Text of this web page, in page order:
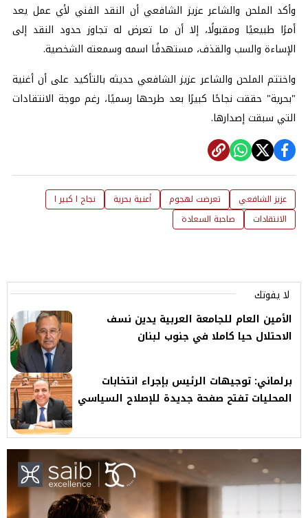
وأكد الملحن والشاعر عزيز الشافعي أن النقد الفني لأي عمل يعد
أمرًا طبيعيًا ومقبولًا، إلا أن ما تعرض له تجاوز حدود النقد إلى
الإساءة والسب والقذف، مستهدفًا اسمه وسمعته الشخصية.
واختتم الملحن والشاعر عزيز الشافعي حديثه بالتأكيد على أن أغنية
"بحرية" حققت نجاحًا كبيرًا بعد طرحها رسميًا، رغم موجة الانتقادات
التي سبقت إصدارها.
عزيز الشافعي تعرضت لهجوم أعنية بحرية
نجاح ا كبير ا
الانتقادات
صاحبة السعادة
لا يفوتك
الأمين العام للجامعة العربية يدين نسف
الاحتلال حيا كاملا في جنوب لبنان
برلماني: توجيهات الرئيس بإجراء انتخابات
المحليات تفتح صفحة جديدة للإصلاح السياسي